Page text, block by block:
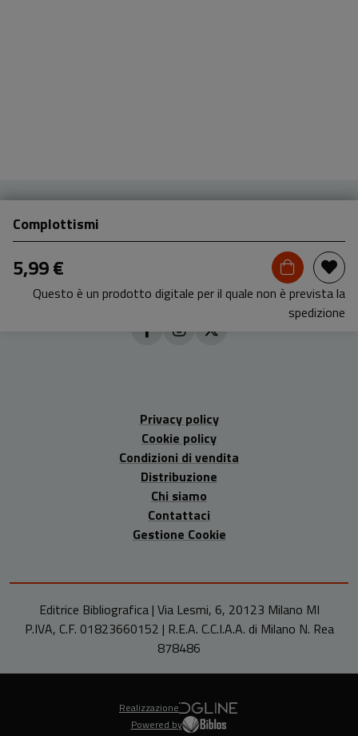
Complottismi
5,99 €
Questo è un prodotto digitale per il quale non è prevista la
spedizione
Privacy policy
Cookie policy
Condizioni di vendita
Distribuzione
Chi siamo
Contattaci
Gestione Cookie
Editrice Bibliografica | Via Lesmi, 6, 20123 Milano MI
P.IVA, C.F. 01823660152 | R.E.A. C.C.I.A.A. di Milano N. Rea
878486
Realizzazione
Powered by